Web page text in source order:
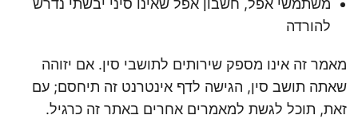
משתמשי אפל, חשבון אפל שאינו סיני יבשתי נדרש
להורדה
מאמר זה אינו מספק שירותים לתושבי סין. אם יזוהה
שאתה תושב סין, הגישה לדף אינטרנט זה תיחסם; עם
זאת, תוכל לגשת למאמרים אחרים באתר זה כרגיל.